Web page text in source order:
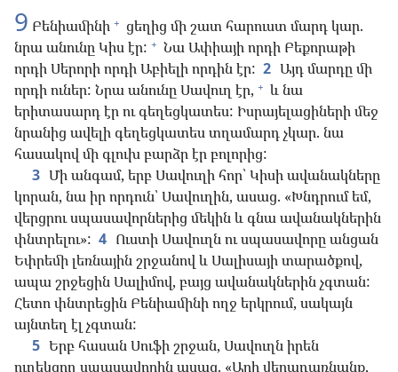
9 Բենիամինի + ցեղից մի շատ հարուստ մարդ կար.
նրա անունը Կիս էր: + Նա Ափիայի որդի Բեքորաթի
որդի Սերորի որդի Աբիելի որդին էր: 2 Այդ մարդը մի
որդի ուներ: Նրա անունը Սավուղ էր, + և նա
երիտասարդ էր ու գեղեցկատես: Իսրայելացիների մեջ
նրանից ավելի գեղեցկատես տղամարդ չկար. նա
հասակով մի գլուխ բարձր էր բոլորից:
3 Մի անգամ, երբ Սավուղի հոր՝ Կիսի ավանակները
կորան, նա իր որդուն՝ Սավուղին, ասաց. «Խնդրում եմ,
վերցրու սպասավորներից մեկին և գնա ավանակներին
փնտրելու»: 4 Ուստի Սավուղն ու սպասավորը անցան
Եփրեմի լեռնային շրջանով և Սալիսայի տարածքով,
ապա շրջեցին Սալիմով, բայց ավանակներին չգտան:
Հետո փնտրեցին Բենիամինի ողջ երկրում, սակայն
այնտեղ էլ չգտան:
5 Երբ հասան Սուֆի շրջան, Սավուղն իրեն
ուղեկցող սպասավորին ասաց. «Արի վերադառնանք,